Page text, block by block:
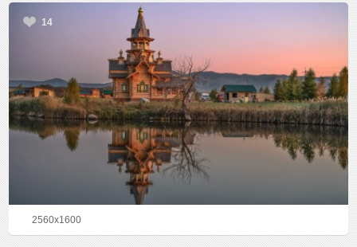
14
2560x1600